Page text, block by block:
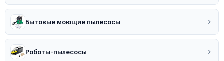
Бытовые моющие пылесосы
Роботы-пылесосы